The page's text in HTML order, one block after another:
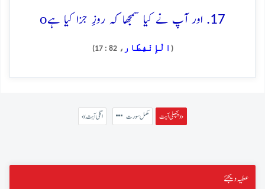
17. اور آپ نے کیا سمجھا کہ روزِ جزا کیا ہے o
( الْإِنْفِطَار ، 82 : 17)
پچھلی آیت » مکمل سورت « اگلی آیت
عطیہ دیجئے